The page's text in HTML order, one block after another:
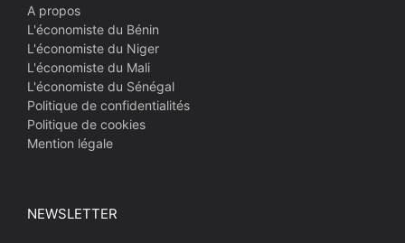
A propos
L'économiste du Bénin
L'économiste du Niger
L'économiste du Mali
L'économiste du Sénégal
Politique de confidentialités
Politique de cookies
Mention légale
NEWSLETTER